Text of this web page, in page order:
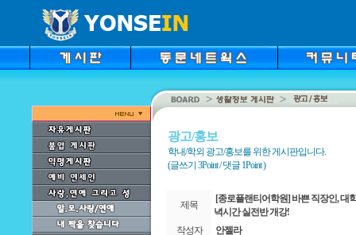
광고/홍보
학내/학외 광고/홍보를 위한 게시판입니다.
(글쓰기 3Point / 댓글 1Point )
제목
[종로플랜티어학원] 바쁜 직장인, 대
녁시간 실전반 개강!
작성자
안젤라